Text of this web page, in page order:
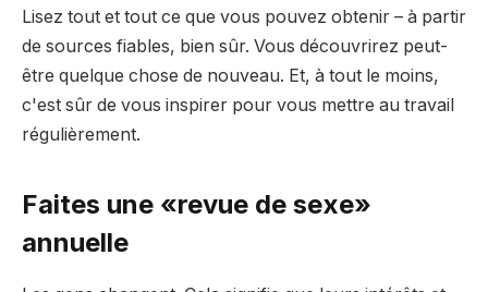
Lisez tout et tout ce que vous pouvez obtenir – à partir
de sources fiables, bien sûr. Vous découvrirez peut-
être quelque chose de nouveau. Et, à tout le moins,
c'est sûr de vous inspirer pour vous mettre au travail
régulièrement.
Faites une «revue de sexe»
annuelle